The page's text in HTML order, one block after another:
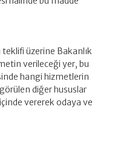
üzerine Bakanlık
verileceği yer, bu
hangi hizmetlerin
diğer hususlar
vererek odaya ve